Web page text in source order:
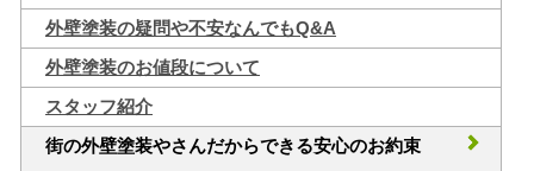
外壁塗装の疑問や不安なんでもQ&A
外壁塗装のお値段について
スタッフ紹介
街の外壁塗装やさんだからできる安心のお約束